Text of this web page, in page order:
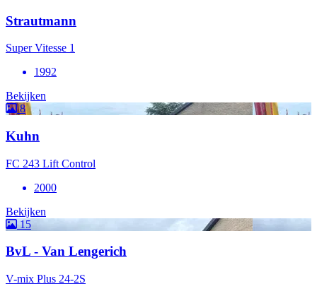
Strautmann
Super Vitesse 1
1992
Bekijken
8
Kuhn
FC 243 Lift Control
2000
Bekijken
15
BvL - Van Lengerich
V-mix Plus 24-2S